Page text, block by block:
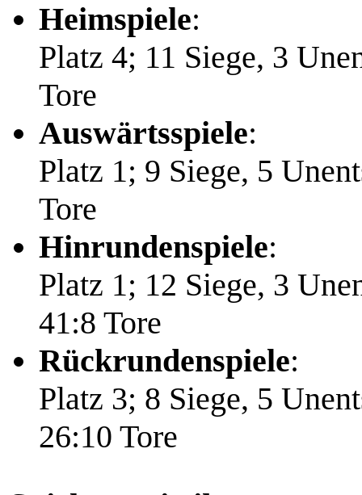
Heimspiele:
Platz 4; 11 Siege, 3
Tore
Auswärtsspiele:
Platz 1; 9 Siege, 5
Tore
Hinrundenspiele:
Platz 1; 12 Siege, 3
41:8 Tore
Rückrundenspiele:
Platz 3; 8 Siege, 5
26:10 Tore